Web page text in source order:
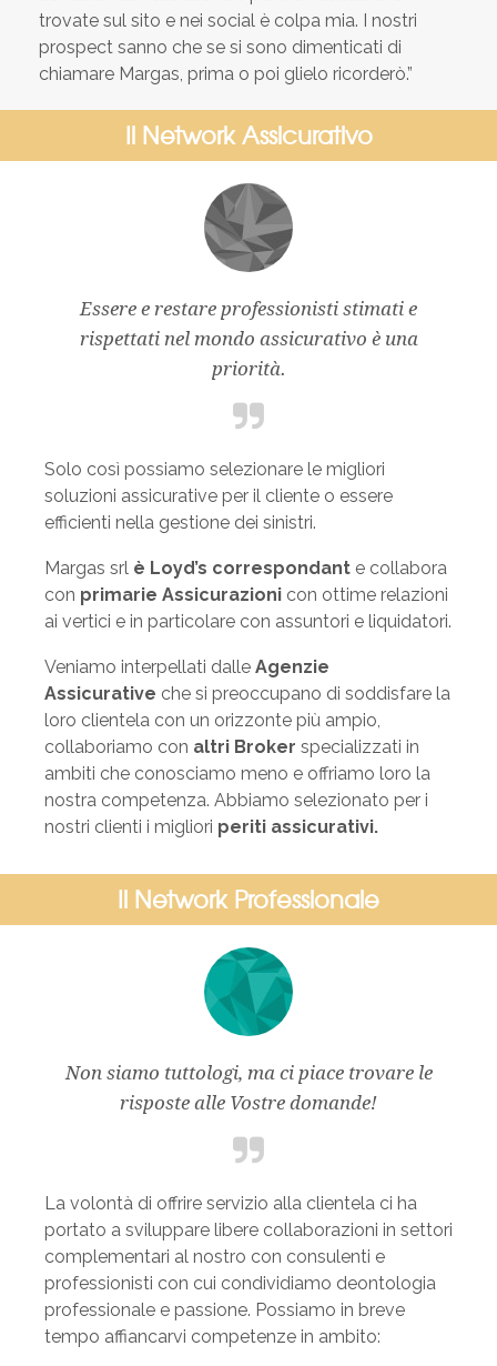
trovate sul sito e nei social è colpa mia. I nostri
prospect sanno che se si sono dimenticati di
chiamare Margas, prima o poi glielo ricorderò.”
Il Network Assicurativo
Essere e restare professionisti stimati e
rispettati nel mondo assicurativo è una
priorità.
Solo così possiamo selezionare le migliori
soluzioni assicurative per il cliente o essere
efficienti nella gestione dei sinistri.
Margas srl è Loyd’s correspondant e collabora
con primarie Assicurazioni con ottime relazioni
ai vertici e in particolare con assuntori e liquidatori.
Veniamo interpellati dalle Agenzie
Assicurative che si preoccupano di soddisfare la
loro clientela con un orizzonte più ampio,
collaboriamo con altri Broker specializzati in
ambiti che conosciamo meno e offriamo loro la
nostra competenza. Abbiamo selezionato per i
nostri clienti i migliori periti assicurativi.
Il Network Professionale
Non siamo tuttologi, ma ci piace trovare le
risposte alle Vostre domande!
La volontà di offrire servizio alla clientela ci ha
portato a sviluppare libere collaborazioni in settori
complementari al nostro con consulenti e
professionisti con cui condividiamo deontologia
professionale e passione. Possiamo in breve
tempo affiancarvi competenze in ambito: